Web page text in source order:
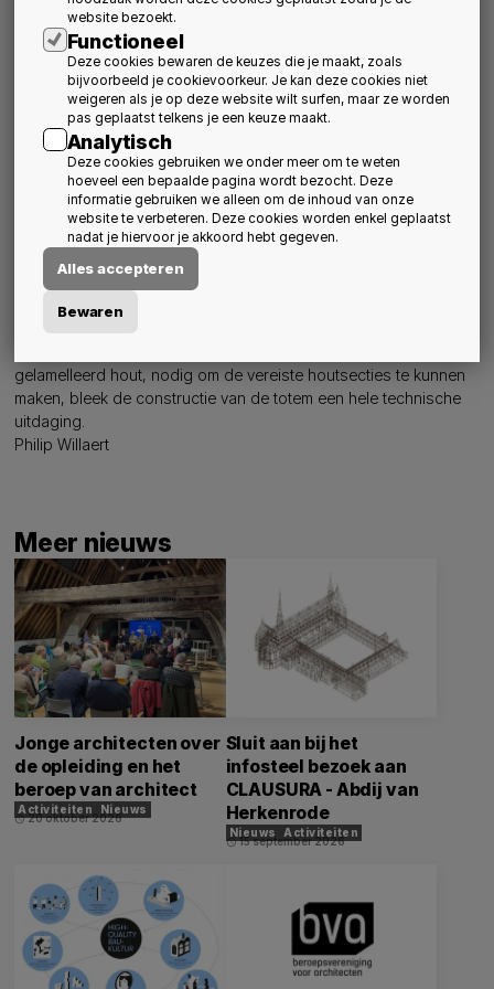
website bezoekt.
Functioneel
Deze cookies bewaren de keuzes die je maakt, zoals
bijvoorbeeld je cookievoorkeur. Je kan deze cookies niet
weigeren als je op deze website wilt surfen, maar ze worden
pas geplaatst telkens je een keuze maakt.
Analytisch
Deze cookies gebruiken we onder meer om te weten
hoeveel een bepaalde pagina wordt bezocht. Deze
informatie gebruiken we alleen om de inhoud van onze
website te verbeteren. Deze cookies worden enkel geplaatst
nadat je hiervoor je akkoord hebt gegeven.
Alles accepteren
Bewaren
scouts verwacht. Op verschillende plaatsen zijn gaten gemaakt
in muren en vloeren. Omdat de vloerplaten opgebouwd zijn uit
gewapend beton, waarvan de kwaliteit en de
wapeningsconfiguraties accuraat nagegaan kan worden, was
het mogelijk de impact van de openingen precies te bepalen en
in dit geval zonder al te grote ingrepen de incisies te maken.
Metafoor
Voor en langs het bestaande gebouw werd een houten toren
gebouwd, een klinkende metafoor verwijzend naar een totem.
Op zich een opmerkelijk landmark voor wie langs Borgerhout de
stad binnenrijdt. De structuur is opgebouwd uit gelamelleerd
hout, onderling onzichtbaar verbonden met ingeslepen
staalplaten en pennen. Omdat de toren naast een
ontmoetingsplek ook dient als vluchtweg, bestaat ze uit
'onbrandbaar' materiaal doordat het hout met bepaalde zouten
gelamelleerd hout, nodig om de vereiste houtsecties te kunnen
maken, bleek de constructie van de totem een hele technische
uitdaging.
Philip Willaert
Meer nieuws
Jonge architecten over
de opleiding en het
beroep van architect
Activiteiten Nieuws
schedule20 oktober 2026
Sluit aan bij het
infosteel bezoek aan
CLAUSURA - Abdij van
Herkenrode
Nieuws Activiteiten
schedule15 september 2026